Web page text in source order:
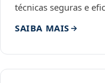
técnicas seguras e
SAIBA MAIS